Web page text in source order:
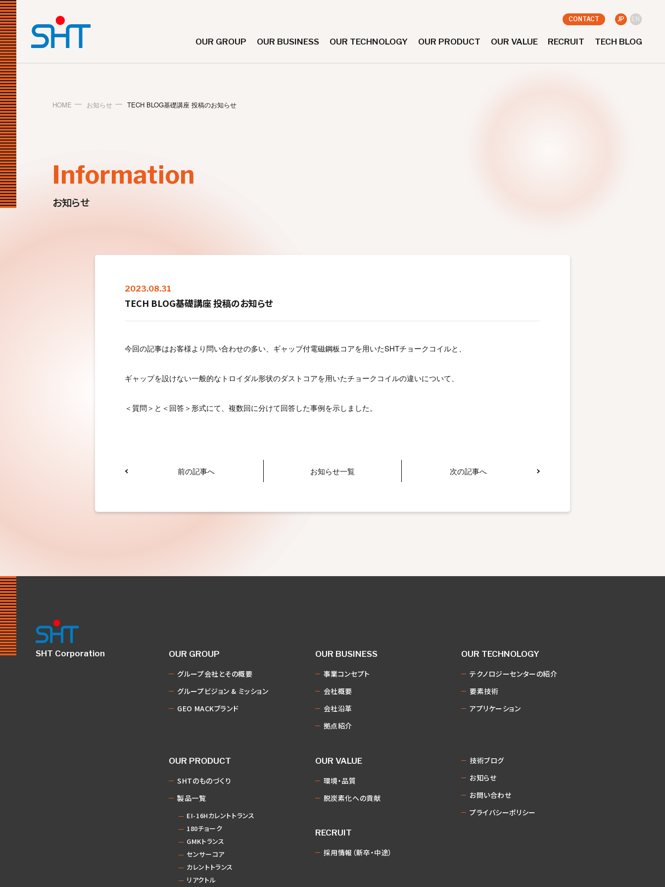
OUR GROUP OUR BUSINESS OUR TECHNOLOGY OUR PRODUCT OUR VALUE RECRUIT TECH BLOG
CONTACT JP EN
HOME お知らせ TECH BLOG基礎講座 投稿のお知らせ
Information
お知らせ
2023.08.31
TECH BLOG基礎講座 投稿のお知らせ
今回の記事はお客様より問い合わせの多い、ギャップ付電磁鋼板コアを用いたSHTチョークコイルと、
ギャップを設けない一般的なトロイダル形状のダストコアを用いたチョークコイルの違いについて、
＜質問＞と＜回答＞形式にて、複数回に分けて回答した事例を示しました。
前の記事へ お知らせ一覧 次の記事へ
SHT Corporation OUR GROUP
グループ会社とその概要
グループビジョン & ミッション
GEO MACKブランド
OUR BUSINESS
事業コンセプト
会社概要
会社沿革
拠点紹介
OUR TECHNOLOGY
テクノロジーセンターの紹介
要素技術
アプリケーション
OUR PRODUCT
SHTのものづくり
製品一覧
EI-16Hカレントトランス
180チョーク
GMKトランス
センサーコア
カレントトランス
リアクトル
OUR VALUE
環境・品質
脱炭素化への貢献
RECRUIT
採用情報（新卒・中途）
技術ブログ
お知らせ
お問い合わせ
プライバシーポリシー